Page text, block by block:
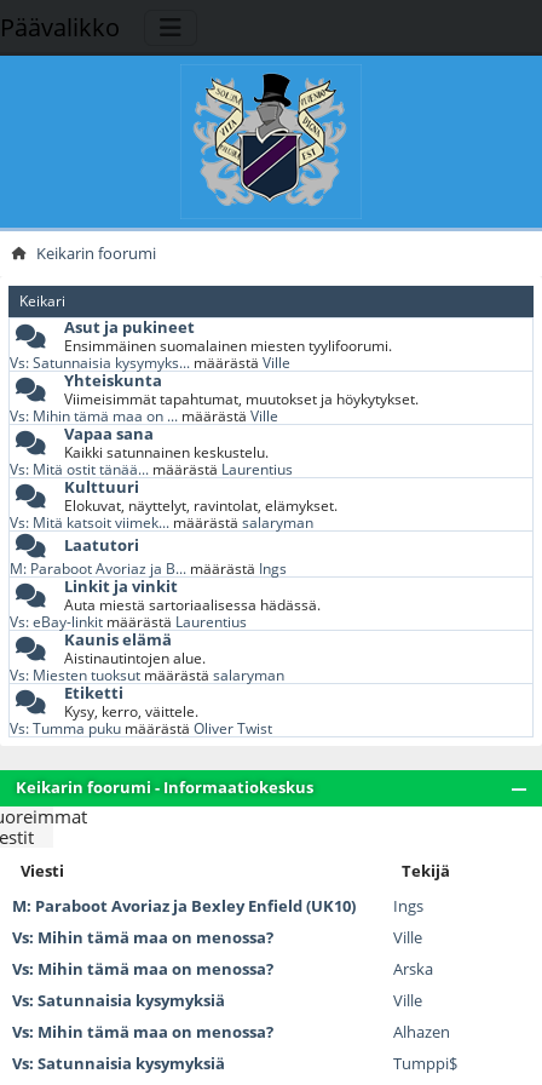
Päävalikko
Keikarin foorumi
Keikari
Asut ja pukineet
Ensimmäinen suomalainen miesten tyylifoorumi.
Vs: Satunnaisia kysymyks... määrästäVille
Yhteiskunta
Viimeisimmät tapahtumat, muutokset ja höykytykset.
Vs: Mihin tämä maa on ... määrästäVille
Vapaa sana
Kaikki satunnainen keskustelu.
Vs: Mitä ostit tänää... määrästä Laurentius
Kulttuuri
Elokuvat, näyttelyt, ravintolat, elämykset.
Vs: Mitä katsoit viimek... määrästäsalaryman
Laatutori
M: Paraboot Avoriaz ja B... määrästä Ings
Linkit ja vinkit
Auta miestä sartoriaalisessa hädässä.
Vs: eBay-linkit määrästä Laurentius
Kaunis elämä
Aistinautintojen alue.
Vs: Miesten tuoksut määrästäsalaryman
Etiketti
Kysy, kerro, väittele.
Vs: Tumma puku määrästäOliver Twist
Keikarin foorumi - Informaatiokeskus
Viesti
Tekijä
M: Paraboot Avoriaz ja Bexley Enfield (UK10)
Ings
Vs: Mihin tämä maa on menossa?
Ville
Vs: Mihin tämä maa on menossa?
Arska
Vs: Satunnaisia kysymyksiä
Ville
Vs: Mihin tämä maa on menossa?
Alhazen
Vs: Satunnaisia kysymyksiä
Tumppi$